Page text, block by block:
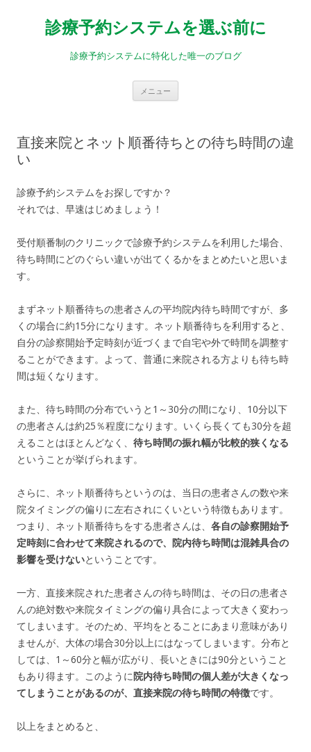
診療予約システムを選ぶ前に
診療予約システムに特化した唯一のブログ
メニュー
ス
キ
直接来院とネット順番待ちとの待ち時間の違
い
診療予約システムをお探しですか？
それでは、早速はじめましょう！
受付順番制のクリニックで診療予約システムを利用した場合、
待ち時間にどのぐらい違いが出てくるかをまとめたいと思いま
す。
まずネット順番待ちの患者さんの平均院内待ち時間ですが、多
くの場合に約15分になります。ネット順番待ちを利用すると、
自分の診察開始予定時刻が近づくまで自宅や外で時間を調整す
ることができます。よって、普通に来院される方よりも待ち時
間は短くなります。
また、待ち時間の分布でいうと1～30分の間になり、10分以下
の患者さんは約25％程度になります。いくら長くても30分を超
えることはほとんどなく、 待ち時間の振れ幅が比較的狭くなる
ということが挙げられます。
さらに、ネット順番待ちというのは、当日の患者さんの数や来
院タイミングの偏りに左右されにくいという特徴もあります。
つまり、ネット順番待ちをする患者さんは、 各自の診察開始予
定時刻に合わせて来院されるので、院内待ち時間は混雑具合の
影響を受けないということです。
一方、直接来院された患者さんの待ち時間は、その日の患者さ
んの絶対数や来院タイミングの偏り具合によって大きく変わっ
てしまいます。そのため、平均をとることにあまり意味があり
ませんが、大体の場合30分以上にはなってしまいます。分布と
しては、1～60分と幅が広がり、長いときには90分ということ
もあり得ます。このように院内待ち時間の個人差が大きくなっ
てしまうことがあるのが、直接来院の待ち時間の特徴です。
以上をまとめると、